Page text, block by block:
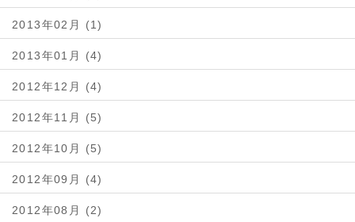
2013年02月 (1)
2013年01月 (4)
2012年12月 (4)
2012年11月 (5)
2012年10月 (5)
2012年09月 (4)
2012年08月 (2)